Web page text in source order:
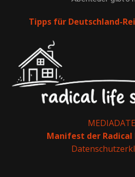
Tipps für Deutschland-
Manifest der